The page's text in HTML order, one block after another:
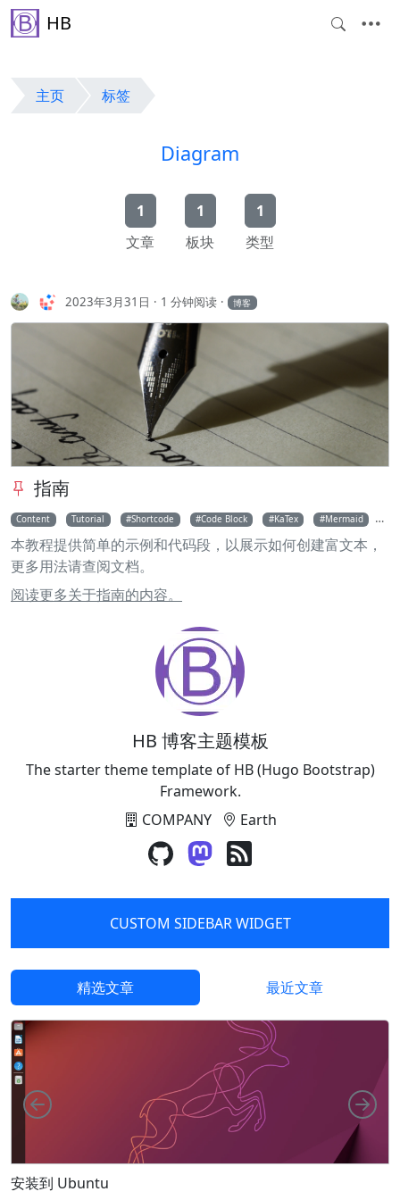
HB
主页 标签
Diagram
1
文章
1
板块
1
类型
2023年3月31日 1 分钟阅读 博客
指南
Content Tutorial Shortcode Code Block KaTex Mermaid
本教程提供简单的示例和代码段，以展示如何创建富文本，
更多用法请查阅文档。
阅读更多关于指南的内容。
HB 博客主题模板
The starter theme template of HB (Hugo Bootstrap)
Framework.
COMPANY
Earth
CUSTOM SIDEBAR WIDGET
精选文章 最近文章
安装到 Ubuntu
向左 向